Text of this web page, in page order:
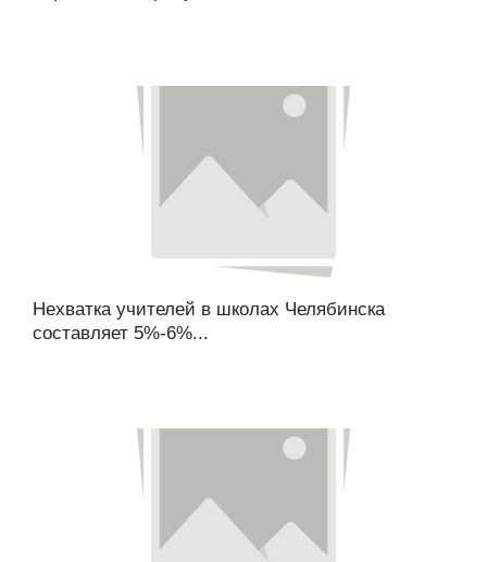
Нехватка учителей в школах Челябинска
составляет 5%-6%...